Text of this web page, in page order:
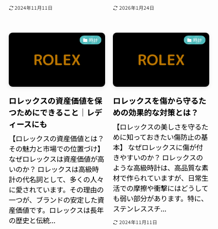
2024年11月11日 2026年1月24日
時計
ロレックスの資産価値を保
つためにできること｜レデ
ィースにも
【ロレックスの資産価値とは？
その魅力と市場での位置づけ】
なぜロレックスは資産価値が高
いのか？ ロレックスは高級時
計の代名詞として、多くの人々
に愛されています。その理由の
一つが、ブランドの安定した資
産価値です。ロレックスは長年
の歴史と伝統...
時計
ロレックスを傷から守るた
めの効果的な対策とは？
【ロレックスの美しさを守るた
めに知っておきたい傷防止の基
本】 なぜロレックスに傷が付
きやすいのか？ ロレックスの
ような高級時計は、高品質な素
材で作られていますが、日常生
活での摩擦や衝撃にはどうして
も弱い部分があります。特に、
ステンレススチ...
2024年11月11日